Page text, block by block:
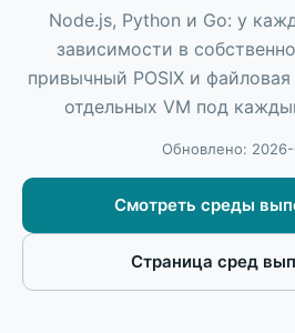
Node.js, Python и Go: у
зависимости в
привычный POSIX и
отдельных VM под
Обновлено:
Смотреть среды
Страница сред